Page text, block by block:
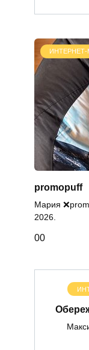
promopuff
Мария
2026.
00